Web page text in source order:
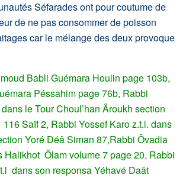
Séfarades ont pour coutume de
de ne pas consommer de poisson
car le mélange des deux provoque
Babli Guémara Houlin page 103b,
Péssahim page 76b, Rabbi
le Tour Choul’han Âroukh section
Saïf 2, Rabbi Yossef Karo z.t.l. dans
Yoré Déâ Siman 87,Rabbi Ôvadia
Ôlam volume 7 page 20, Rabbi
dans son responsa Yéhavé Daât